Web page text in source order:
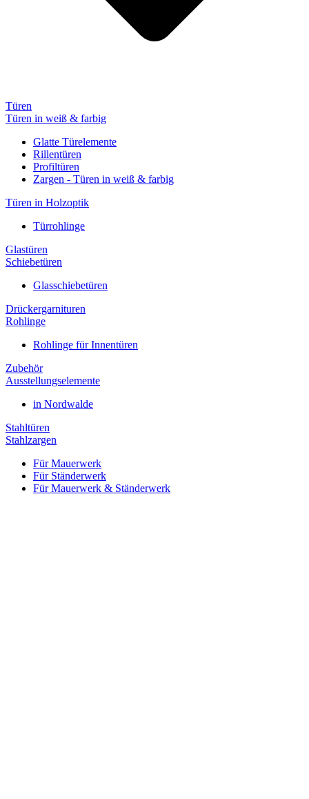
Türen
Türen in weiß & farbig
Glatte Türelemente
Rillentüren
Profiltüren
Zargen - Türen in weiß & farbig
Türen in Holzoptik
Türrohlinge
Glastüren
Schiebetüren
Glasschiebetüren
Drückergarnituren
Rohlinge
Rohlinge für Innentüren
Zubehör
Ausstellungselemente
in Nordwalde
Stahltüren
Stahlzargen
Für Mauerwerk
Für Ständerwerk
Für Mauerwerk & Ständerwerk